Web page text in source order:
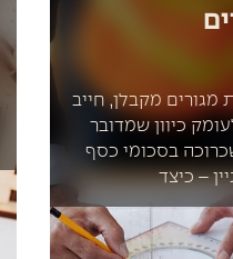
מגורים מקבלן, חייב
כיוון שמדובר
בסכומי כסף
– כיצד